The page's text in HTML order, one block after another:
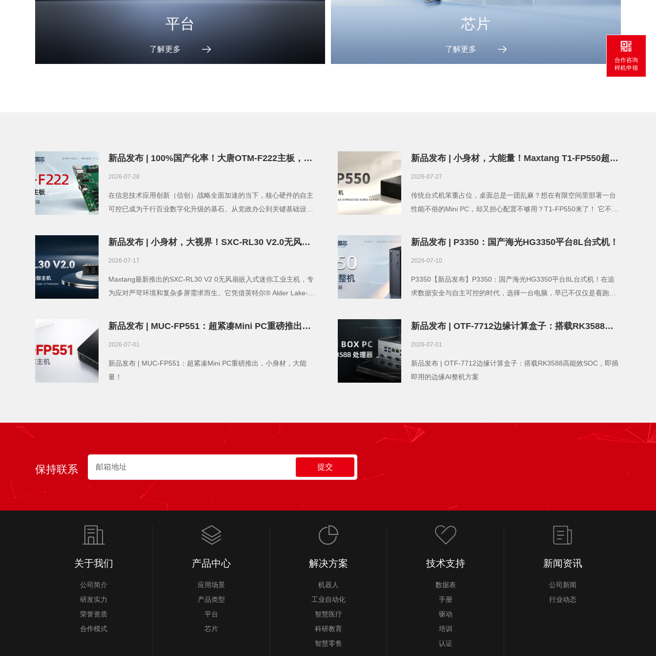
平台
了解更多
芯片
了解更多
新品发布 | 100%国产化率！大唐OTM-F222主板，飞
2026-07-28
在信息技术应用创新（信创）战略全面加速的当下，核心硬件的自主
可控已成为千行百业数字化升级的基石。从党政办公到关键基础设
新品发布 | 小身材，大能量！Maxtang T1-FP550超紧
2026-07-27
传统台式机笨重占位，桌面总是一团乱麻？想在有限空间里部署一台
性能不俗的Mini PC，却又担心配置不够用？T1-FP550来了！ 它不仅
新品发布 | 小身材，大视界！SXC-RL30 V2.0无风扇
2026-07-17
Maxtang最新推出的SXC-RL30 V2 0无风扇嵌入式迷你工业主机，专
为应对严苛环境和复杂多屏需求而生。它凭借英特尔® Alder Lake-U
立显示输出能力，为多屏监控、数字标牌和边缘计算等场景提供了一
新品发布 | P3350：国产海光HG3350平台8L台式机！
2026-07-10
P3350【新品发布】P3350：国产海光HG3350平台8L台式机！在追
求数据安全与自主可控的时代，选择一台电脑，早已不仅仅是看跑分
新品发布 | MUC-FP551：超紧凑Mini PC重磅推出，
2026-07-01
新品发布 | MUC-FP551：超紧凑Mini PC重磅推出，小身材，大能
量！
新品发布 | OTF-7712边缘计算盒子：搭载RK3588高
2026-07-01
新品发布 | OTF-7712边缘计算盒子：搭载RK3588高能效SOC，即插
即用的边缘AI整机方案
保持联系
关于我们
公司简介
研发实力
荣誉资质
合作模式
产品中心
应用场景
产品类型
平台
芯片
解决方案
机器人
工业自动化
智慧医疗
科研教育
智慧零售
技术支持
数据表
手册
驱动
培训
认证
新闻资讯
公司新闻
行业动态
合作咨询
样机申领